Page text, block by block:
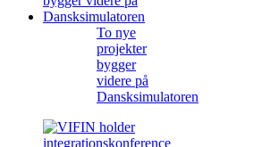
To nye
projekter
bygger
videre på
Dansksimulatoren